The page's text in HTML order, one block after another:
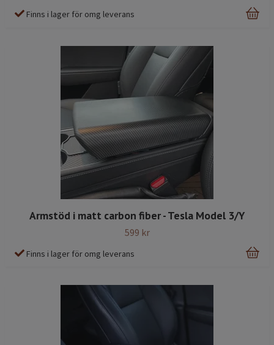
Finns i lager för omg leverans
Armstöd i matt carbon fiber - Tesla Model 3/Y
599 kr
Finns i lager för omg leverans